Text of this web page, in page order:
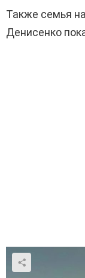
Также семья
Денисенко